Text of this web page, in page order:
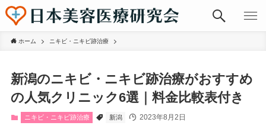
ホーム ニキビ・ニキビ跡治療
新潟のニキビ・ニキビ跡治療がおすすめ
の人気クリニック6選｜料金比較表付き
ニキビ・ニキビ跡治療 新潟 2023年8月2日